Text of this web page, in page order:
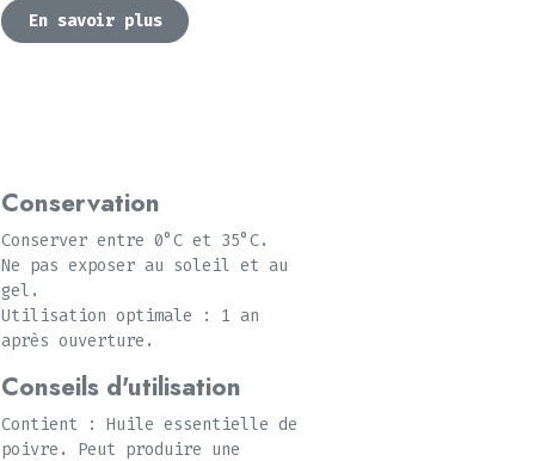
En savoir plus
Conservation
Conserver entre 0°C et 35°C.
Ne pas exposer au soleil et au
gel.
Utilisation optimale : 1 an
après ouverture.
Conseils d'utilisation
Contient : Huile essentielle de
poivre. Peut produire une